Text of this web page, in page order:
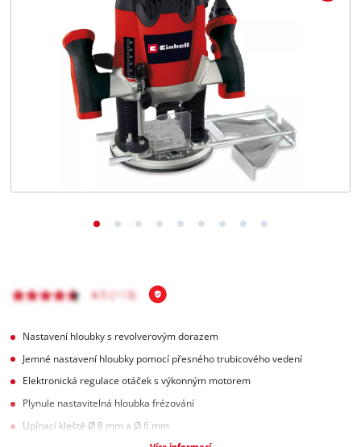
čeština
Nastavení hloubky s revolverovým dorazem
Jemné nastavení hloubky pomocí přesného trubicového vedení
Elektronická regulace otáček s výkonným motorem
Plynule nastavitelná hloubka frézování
Upínací kleště Ø 8 mm a Ø 6 mm